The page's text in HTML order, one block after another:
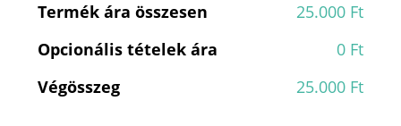
Termék ára összesen
25.000 Ft
Opcionális tételek ára
0 Ft
Végösszeg
25.000 Ft